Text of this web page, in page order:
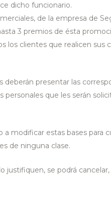
dicho funcionario.
de la empresa de
3 premios de ésta
los clientes que realicen sus
deberán presentar las
que les serán
a modificar estas bases
de ninguna clase.
justifiquen, se podrá